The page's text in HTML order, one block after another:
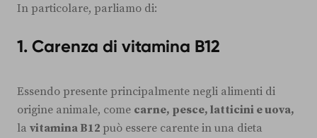
In particolare, parliamo di:
1. Carenza di vitamina B12
Essendo presente principalmente negli alimenti di
origine animale, come carne, pesce, latticini e uova,
la vitamina B12 può essere carente in una dieta